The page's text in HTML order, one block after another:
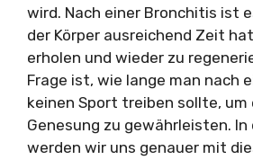
wird. Nach einer Bronchitis ist
der Körper ausreichend Zeit
erholen und wieder zu
Frage ist, wie lange man nach
keinen Sport treiben sollte,
Genesung zu gewährleisten.
werden wir uns genauer mit